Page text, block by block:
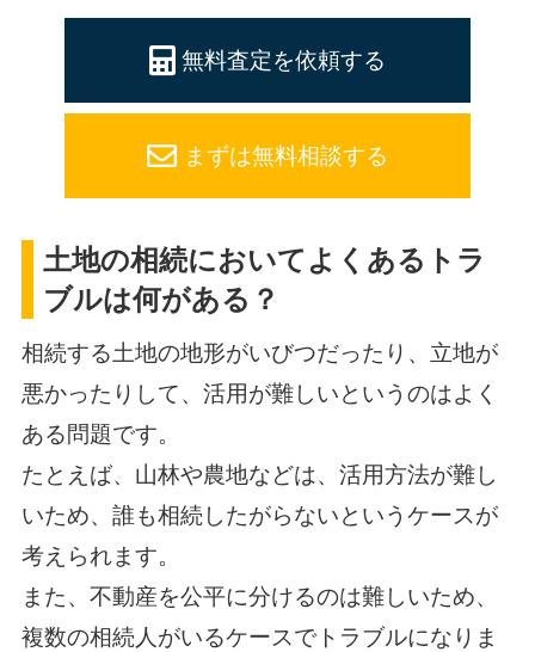
無料査定を依頼する
まずは無料相談する
土地の相続においてよくあるトラ
ブルは何がある？
相続する土地の地形がいびつだったり、立地が
悪かったりして、活用が難しいというのはよく
ある問題です。
たとえば、山林や農地などは、活用方法が難し
いため、誰も相続したがらないというケースが
考えられます。
また、不動産を公平に分けるのは難しいため、
複数の相続人がいるケースでトラブルになりま